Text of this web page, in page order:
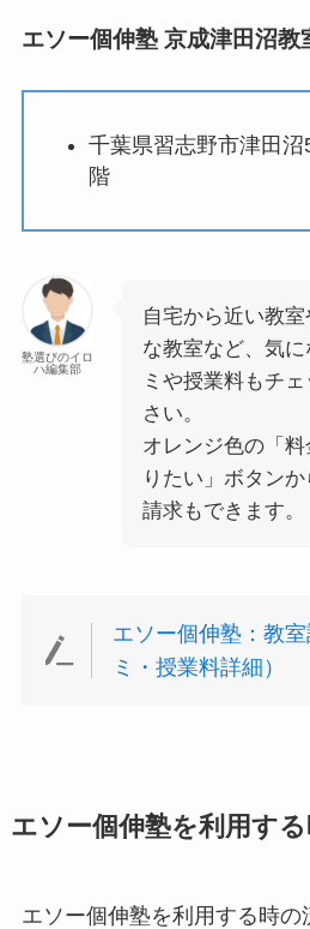
エソー個伸塾 京成津田沼教
千葉県習志野市津田
階
塾選びのイロ
ハ編集部
自宅から近い教
な教室など、気
ミや授業料もチ
さい。
オレンジ色の「
りたい」ボタン
請求もできます。
エソー個伸塾：教
ミ・授業料詳細）
エソー個伸塾を利用す
エソー個伸塾を利用する時の